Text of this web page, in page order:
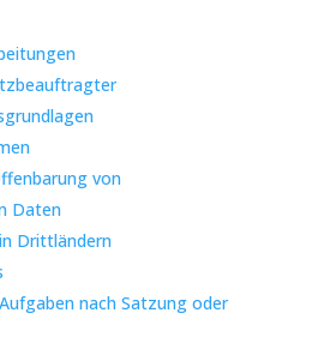
von
Daten
Drittländern
nach Satzung oder